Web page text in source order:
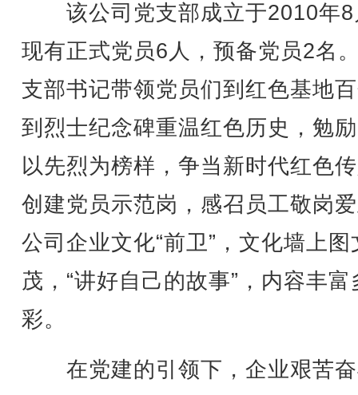
该公司党支部成立于2010年8
现有正式党员6人，预备党员2名
支部书记带领党员们到红色基地
到烈士纪念碑重温红色历史，勉
以先烈为榜样，争当新时代红色
创建党员示范岗，感召员工敬岗
公司企业文化“前卫”，文化墙上图
茂，“讲好自己的故事”，内容丰富
彩。
在党建的引领下，企业艰苦